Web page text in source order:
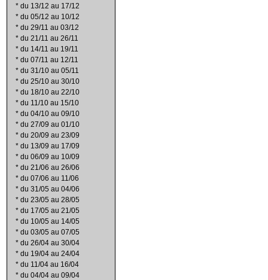
* du 13/12 au 17/12
* du 05/12 au 10/12
* du 29/11 au 03/12
* du 21/11 au 26/11
* du 14/11 au 19/11
* du 07/11 au 12/11
* du 31/10 au 05/11
* du 25/10 au 30/10
* du 18/10 au 22/10
* du 11/10 au 15/10
* du 04/10 au 09/10
* du 27/09 au 01/10
* du 20/09 au 23/09
* du 13/09 au 17/09
* du 06/09 au 10/09
* du 21/06 au 26/06
* du 07/06 au 11/06
* du 31/05 au 04/06
* du 23/05 au 28/05
* du 17/05 au 21/05
* du 10/05 au 14/05
* du 03/05 au 07/05
* du 26/04 au 30/04
* du 19/04 au 24/04
* du 11/04 au 16/04
* du 04/04 au 09/04